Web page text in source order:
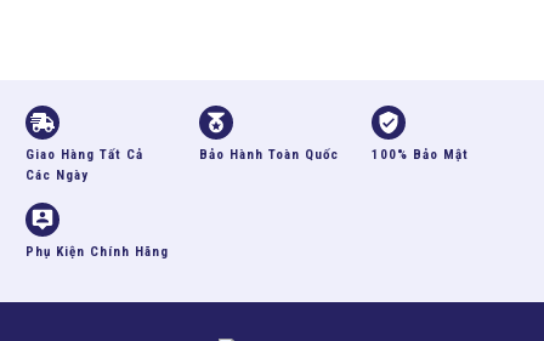
Giao Hàng Tất Cả
Các Ngày
Bảo Hành Toàn Quốc 100% Bảo Mật
Phụ Kiện Chính Hãng